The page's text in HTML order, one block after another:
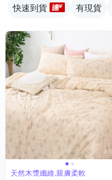
快速到貨 有現貨
天然木漿纖維,親膚柔軟